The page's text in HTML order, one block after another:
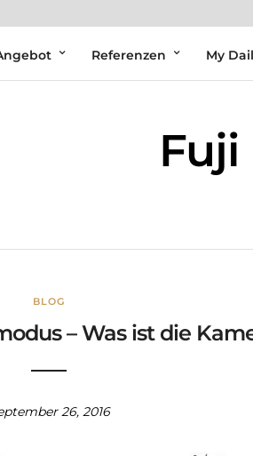
Referenzen My
Fuji
BLOG
– Was ist die
26, 2016